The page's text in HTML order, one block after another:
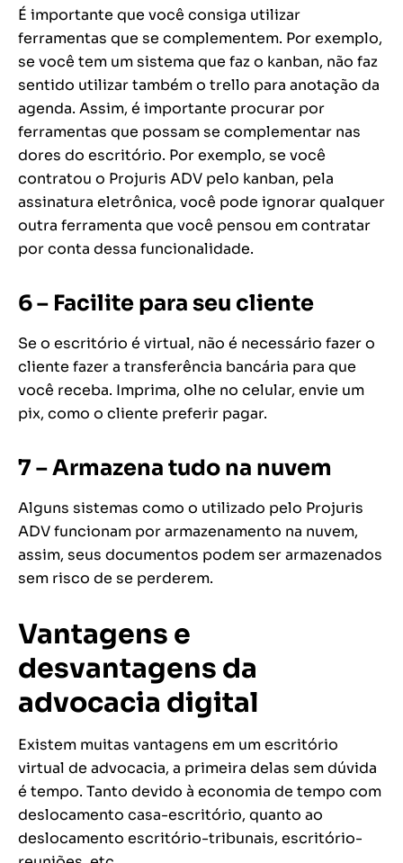
É importante que você consiga utilizar
ferramentas que se complementem. Por exemplo,
se você tem um sistema que faz o kanban, não faz
sentido utilizar também o trello para anotação da
agenda. Assim, é importante procurar por
ferramentas que possam se complementar nas
dores do escritório. Por exemplo, se você
contratou o Projuris ADV pelo kanban, pela
assinatura eletrônica, você pode ignorar qualquer
outra ferramenta que você pensou em contratar
por conta dessa funcionalidade.
6 – Facilite para seu cliente
Se o escritório é virtual, não é necessário fazer o
cliente fazer a transferência bancária para que
você receba. Imprima, olhe no celular, envie um
pix, como o cliente preferir pagar.
7 – Armazena tudo na nuvem
Alguns sistemas como o utilizado pelo Projuris
ADV funcionam por armazenamento na nuvem,
assim, seus documentos podem ser armazenados
sem risco de se perderem.
Vantagens e
desvantagens da
advocacia digital
Existem muitas vantagens em um escritório
virtual de advocacia, a primeira delas sem dúvida
é tempo. Tanto devido à economia de tempo com
deslocamento casa-escritório, quanto ao
deslocamento escritório-tribunais, escritório-